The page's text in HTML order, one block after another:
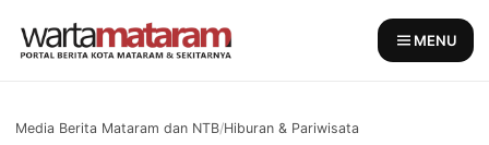
MENU
Media Berita Mataram dan NTB/Hiburan & Pariwisata